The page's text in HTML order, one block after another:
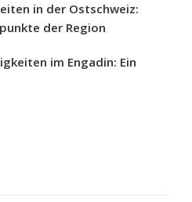
in der Ostschweiz:
der Region
im Engadin: Ein